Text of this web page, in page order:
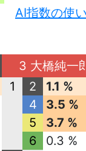
AI指数の使
3 大橋純一
1
2
1.1 %
4
3.5 %
5
3.7 %
6
0.3 %